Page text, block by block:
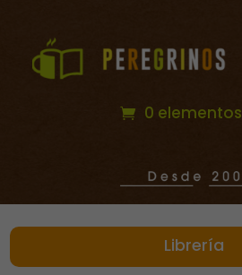
0 elementos
Librería